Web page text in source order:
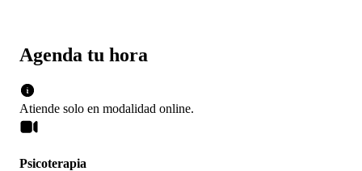
Agenda tu hora
Atiende solo en modalidad online.
Psicoterapia